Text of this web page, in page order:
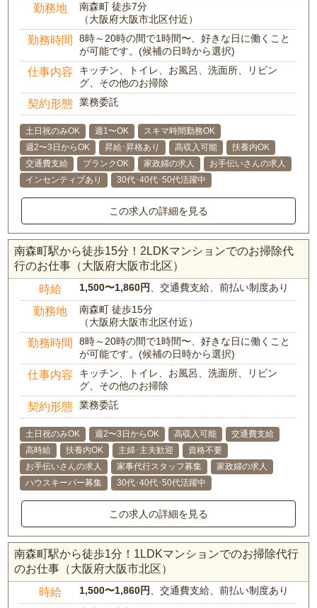
勤務地
南森町 徒歩7分
（大阪府大阪市北区付近）
勤務時間
8時～20時の間で1時間〜、好きな日に働くこと
が可能です。(候補の日時から選択)
仕事内容
キッチン、トイレ、お風呂、洗面所、リビン
グ、その他のお掃除
契約形態 業務委託
土日祝のみOK 週1〜OK
スキマ時間勤務OK
週2〜3日からOK
昇給･昇格あり 高収入可能
扶養内OK
交通費支給
ブランクOK 家政婦の求人
お手伝いさんの求人
インセンティブあり
30代･40代･50代活躍中
この求人の詳細を見る
南森町駅から徒歩15分！2LDKマンションでのお掃除代
行のお仕事（大阪府大阪市北区）
時給 1,500〜1,860円、交通費支給、前払い制度あり
勤務地
南森町 徒歩15分
（大阪府大阪市北区付近）
勤務時間
8時～20時の間で1時間〜、好きな日に働くこと
が可能です。(候補の日時から選択)
仕事内容
キッチン、トイレ、お風呂、洗面所、リビン
グ、その他のお掃除
契約形態 業務委託
土日祝のみOK 週2〜3日からOK 高収入可能
交通費支給
高時給
扶養内OK 主婦･主夫歓迎
資格不要
お手伝いさんの求人
家事代行スタッフ募集
家政婦の求人
ハウスキーパー募集
30代･40代･50代活躍中
この求人の詳細を見る
南森町駅から徒歩1分！1LDKマンションでのお掃除代行
のお仕事（大阪府大阪市北区）
時給 1,500〜1,860円、交通費支給、前払い制度あり